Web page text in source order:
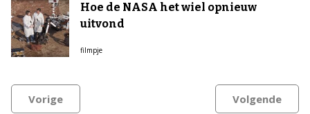
Hoe de NASA het wiel opnieuw
uitvond
filmpje
Vorige Volgende